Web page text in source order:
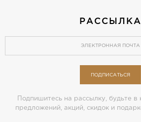
РАССЫЛКА
ПОДПИСАТЬСЯ
Подпишитесь на рассылку, будьте в
предложений, акций, скидок и